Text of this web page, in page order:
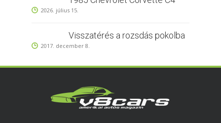
2026. július 15.
Visszatérés a rozsdás pokolba
2017. december 8.